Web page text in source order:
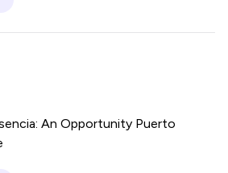
An Opportunity Puerto